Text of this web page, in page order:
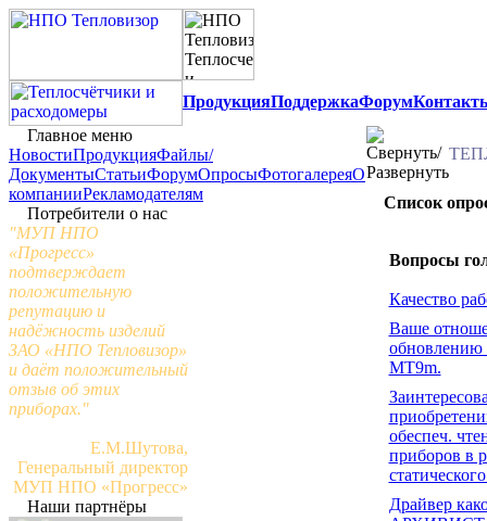
ПродукцияПоддержкаФорум
Главное меню
НовостиПродукцияФайлы/
ДокументыСтатьиФорумОпросыФотогалереяО
компанииРекламодателям
Потребители о нас
"МУП НПО
«Прогресс»
подтверждает
положительную
репутацию и
надёжность изделий
ЗАО «НПО Тепловизор»
и даёт положительный
отзыв об этих
приборах."
Е.М.Шутова,
Генеральный директор
МУП НПО «Прогресс»
Наши партнёры
Список
Вопросы
Качество
Ваше
обновлению
MT9m.
обеспеч.
приборов в
Драйвер